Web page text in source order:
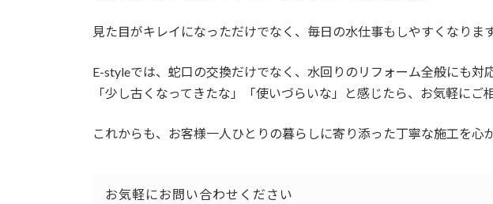
見た目がキレイになっただけでなく、毎日の水仕事もしやすくなります
E-styleでは、蛇口の交換だけでなく、水回りのリフォーム全般にも対
「少し古くなってきたな」「使いづらいな」と感じたら、お気軽にご
これからも、お客様一人ひとりの暮らしに寄り添った丁寧な施工を心
お気軽にお問い合わせください